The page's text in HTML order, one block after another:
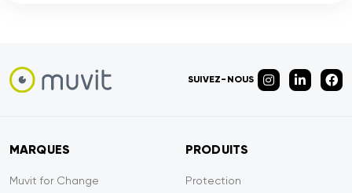
SUIVEZ-NOUS
MARQUES
Muvit for Change
PRODUITS
Protection